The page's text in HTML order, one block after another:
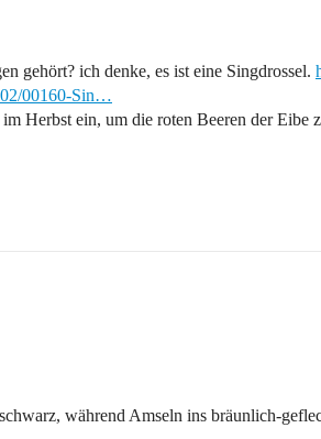
gehört? ich denke, es ist eine Singdrossel.
00160-Sin…
Herbst ein, um die roten Beeren der Eibe
während Amseln ins bräunlich-